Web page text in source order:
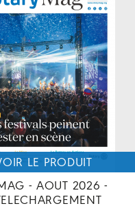
- AOUT 2026 -